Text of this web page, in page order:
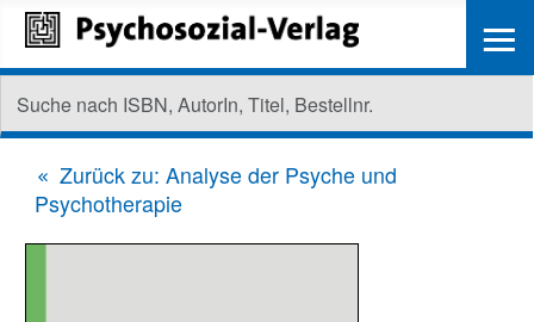
Zurück zu: Analyse der Psyche und
Psychotherapie
≡